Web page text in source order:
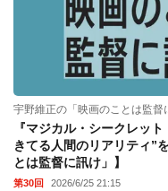
宇野維正の「映画のことは監督
『マジカル・シークレッ
きてる人間のリアリティ”
とは監督に訊け」】
第30回 2026/6/25 21:15